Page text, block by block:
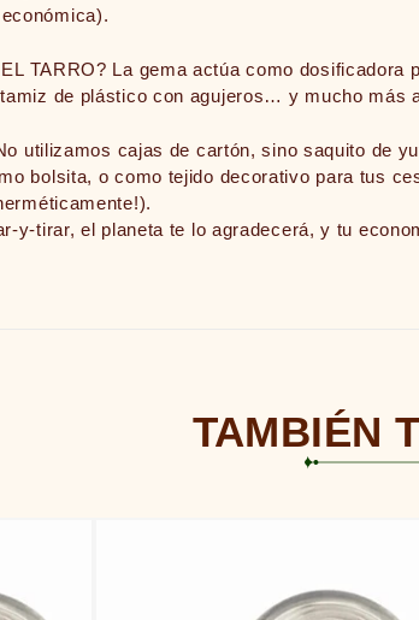
TARRO? La gema actúa como
de plástico con agujeros… y mucho más
utilizamos cajas de cartón, sino saquito de
bolsita, o como tejido decorativo para tus
y-tirar, el planeta te lo agradecerá, y tu
TAMBIÉN